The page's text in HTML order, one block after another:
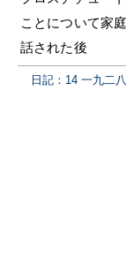
ことについて家
話された後
日記：14 一九二